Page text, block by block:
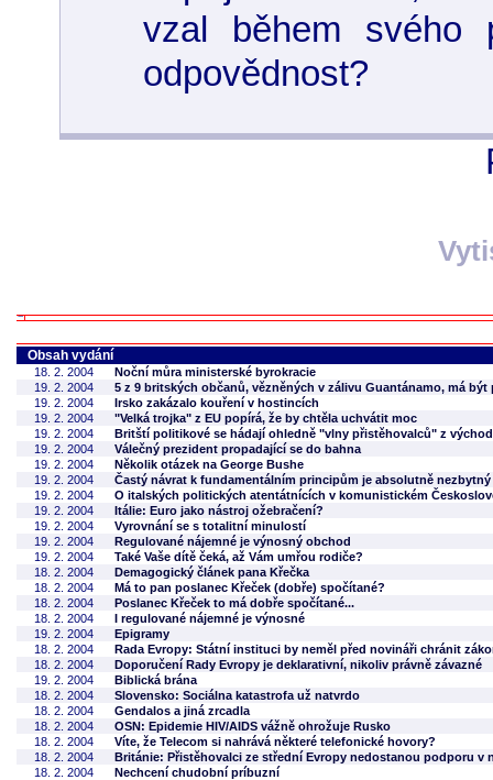
vzal během svého
odpovědnost?
Obsah vydání
18. 2. 2004
Noční můra ministerské byrokracie
19. 2. 2004
5 z 9 britských občanů, vězněných v zálivu Guantánamo, má být
19. 2. 2004
Irsko zakázalo kouření v hostincích
19. 2. 2004
"Velká trojka" z EU popírá, že by chtěla uchvátit moc
19. 2. 2004
Britští politikové se hádají ohledně "vlny přistěhovalců" z
19. 2. 2004
Válečný prezident propadající se do bahna
19. 2. 2004
Několik otázek na George Bushe
19. 2. 2004
Častý návrat k fundamentálním principům je absolutně
19. 2. 2004
O italských politických atentátnících v komunistickém
19. 2. 2004
Itálie: Euro jako nástroj ožebračení?
19. 2. 2004
Vyrovnání se s totalitní minulostí
19. 2. 2004
Regulované nájemné je výnosný obchod
19. 2. 2004
Také Vaše dítě čeká, až Vám umřou rodiče?
18. 2. 2004
Demagogický článek pana Křečka
18. 2. 2004
Má to pan poslanec Křeček (dobře) spočítané?
18. 2. 2004
Poslanec Křeček to má dobře spočítané...
18. 2. 2004
I regulované nájemné je výnosné
19. 2. 2004
Epigramy
18. 2. 2004
Rada Evropy: Státní instituci by neměl před novináři chránit
18. 2. 2004
Doporučení Rady Evropy je deklarativní, nikoliv právně závazné
19. 2. 2004
Biblická brána
18. 2. 2004
Slovensko: Sociálna katastrofa už natvrdo
18. 2. 2004
Gendalos a jiná zrcadla
18. 2. 2004
OSN: Epidemie HIV/AIDS vážně ohrožuje Rusko
18. 2. 2004
Víte, že Telecom si nahrává některé telefonické hovory?
18. 2. 2004
Británie: Přistěhovalci ze střední Evropy nedostanou podporu v
18. 2. 2004
Nechcení chudobní príbuzní